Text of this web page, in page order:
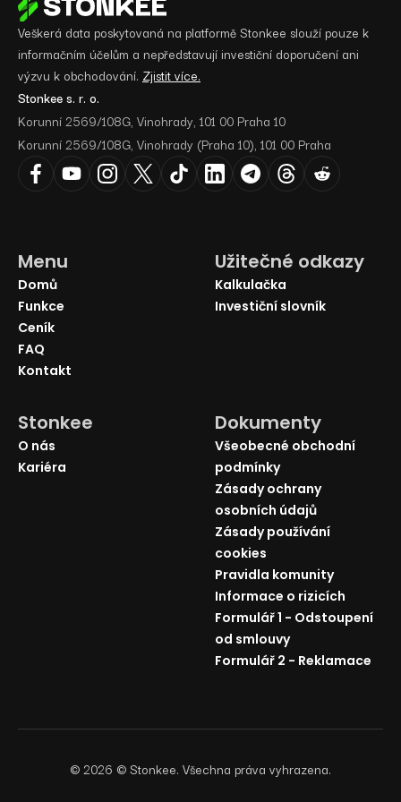
Veškerá data poskytovaná na platformě Stonkee slouží pouze k
informačním účelům a nepředstavují investiční doporučení ani
výzvu k obchodování. Zjistit více.
Stonkee s. r. o.
Korunní 2569/108G, Vinohrady, 101 00 Praha 10
Korunní 2569/108G, Vinohrady (Praha 10), 101 00 Praha
Menu
Domů
Funkce
Ceník
FAQ
Kontakt
Užitečné odkazy
Kalkulačka
Investiční slovník
Stonkee
O nás
Kariéra
Dokumenty
Všeobecné obchodní
podmínky
Zásady ochrany
osobních údajů
Zásady používání
cookies
Pravidla komunity
Informace o rizicích
Formulář 1 - Odstoupení
od smlouvy
Formulář 2 - Reklamace
©2026 © Stonkee. Všechna práva vyhrazena.